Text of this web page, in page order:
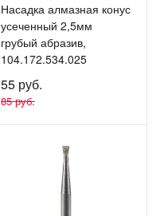
Насадка алмазная конус
усеченный 2,5мм
грубый абразив,
104.172.534.025
55 руб.
85 руб.